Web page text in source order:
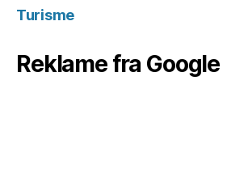
Turisme
Reklame fra Google